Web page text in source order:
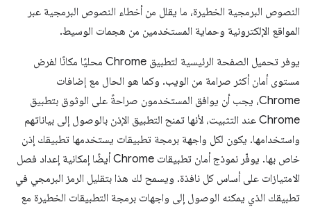
النصوص البرمجية الخطيرة، ما يقلل من أخطاء النصوص البرمجية عبر
المواقع الإلكترونية وحماية المستخدمين من هجمات الوسيط.
يوفر تحميل الصفحة الرئيسية لتطبيق Chrome محليًا مكانًا لفرض
مستوى أمان أكثر صرامة من الويب. وكما هو الحال مع إضافات
Chrome، يجب أن يوافق المستخدمون صراحةً على الوثوق بتطبيق
Chrome عند التثبيت، لأنها تمنح التطبيق الإذن بالوصول إلى بياناتهم
واستخدامها. يكون لكل واجهة برمجة تطبيقات يستخدمها تطبيقك إذن
خاص بها. يوفّر نموذج أمان تطبيقات Chrome أيضًا إمكانية إعداد فصل
الامتيازات على أساس كل نافذة. ويسمح لك هذا بتقليل الرمز البرمجي في
تطبيقك الذي يمكنه الوصول إلى واجهات برمجة التطبيقات الخطيرة مع